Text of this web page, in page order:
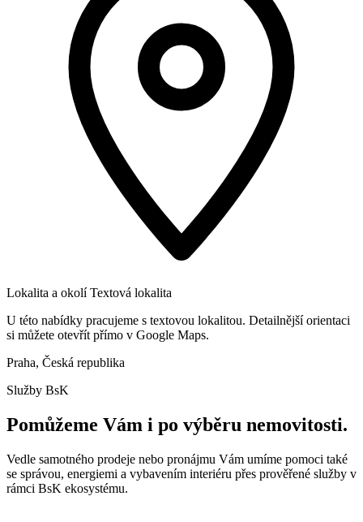
Lokalita a okolí Textová lokalita
U této nabídky pracujeme s textovou lokalitou. Detailnější orientaci
si můžete otevřít přímo v Google Maps.
Praha, Česká republika
Služby BsK
Pomůžeme Vám i po výběru nemovitosti.
Vedle samotného prodeje nebo pronájmu Vám umíme pomoci také
se správou, energiemi a vybavením interiéru přes prověřené služby v
rámci BsK ekosystému.